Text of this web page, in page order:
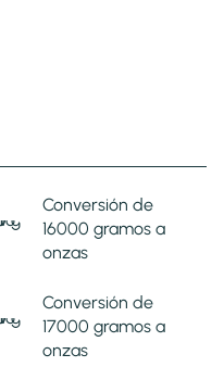
Conversión de
16000 gramos a
onzas
Conversión de
17000 gramos a
onzas